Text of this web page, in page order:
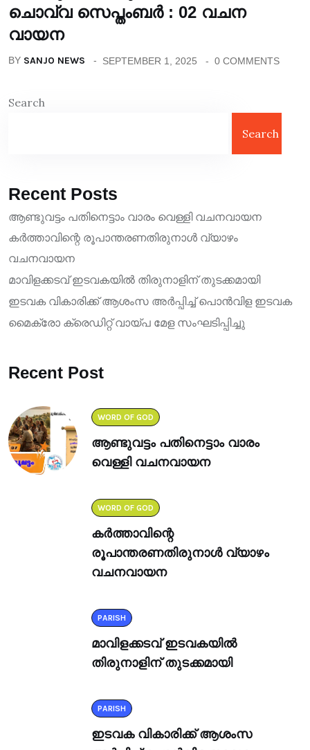
ചൊവ്വ സെപ്തംബർ : 02 വചന
വായന
BY SANJO NEWS SEPTEMBER 1, 2025 0 COMMENTS
Search
Search
Recent Posts
ആണ്ടുവട്ടം പതിനെട്ടാം വാരം വെള്ളി വചനവായന
കർത്താവിന്റെ രൂപാന്തരണതിരുനാൾ വ്യാഴം
വചനവായന
മാവിളക്കടവ് ഇടവകയിൽ തിരുനാളിന് തുടക്കമായി
ഇടവക വികാരിക്ക് ആശംസ അർപ്പിച്ച് പൊൻവിള ഇടവക
മൈക്രോ ക്രെഡിറ്റ് വായ്പ മേള സംഘടിപ്പിച്ചു
Recent Post
WORD OF GOD
ആണ്ടുവട്ടം പതിനെട്ടാം വാരം
വെള്ളി വചനവായന
WORD OF GOD
കർത്താവിന്റെ
രൂപാന്തരണതിരുനാൾ വ്യാഴം
വചനവായന
PARISH
മാവിളക്കടവ് ഇടവകയിൽ
തിരുനാളിന് തുടക്കമായി
PARISH
ഇടവക വികാരിക്ക് ആശംസ